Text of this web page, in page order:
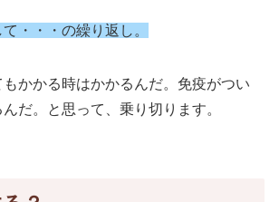
・・・の繰り返し。
もかかる時はかかるんだ。免疫がつい
だ。と思って、乗り切ります。